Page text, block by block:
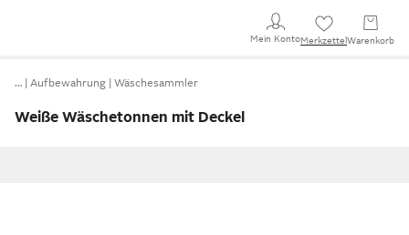
Mein KontoMerkzettel Warenkorb
… Aufbewahrung Wäschesammler
Weiße Wäschetonnen mit Deckel